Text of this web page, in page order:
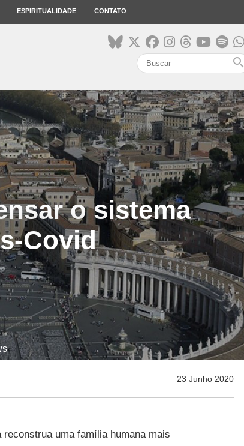
ESPIRITUALIDADE CONTATO
search
o sistema
Covid
23 Junho 2020
uma família humana mais